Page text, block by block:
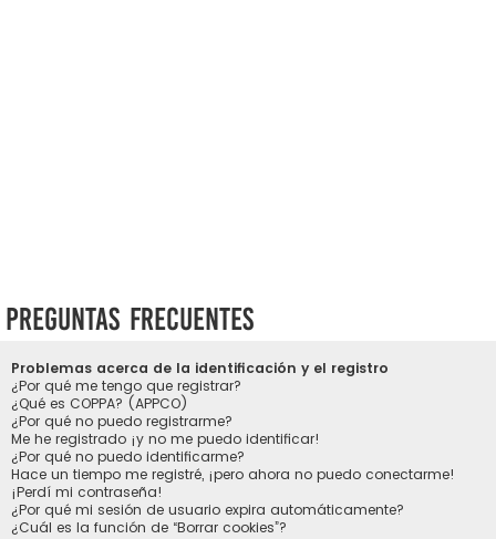
Preguntas Frecuentes
Problemas acerca de la identificación y el registro
¿Por qué me tengo que registrar?
¿Qué es COPPA? (APPCO)
¿Por qué no puedo registrarme?
Me he registrado ¡y no me puedo identificar!
¿Por qué no puedo identificarme?
Hace un tiempo me registré, ¡pero ahora no puedo conectarme!
¡Perdí mi contraseña!
¿Por qué mi sesión de usuario expira automáticamente?
¿Cuál es la función de “Borrar cookies”?